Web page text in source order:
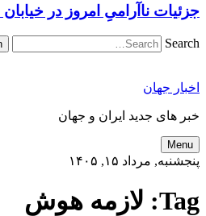
جزئیات ناآرامیِ امروز در
Search
اخبار جهان
خبر های جدید ایران و جهان
Menu
پنجشنبه, مرداد ۱۵, ۱۴۰۵
Tag: لازمه هوش